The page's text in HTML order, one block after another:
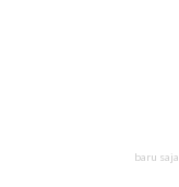
baru saja